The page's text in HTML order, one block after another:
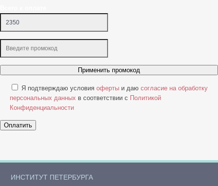
Применить промокод
Я подтверждаю условия оферты и даю согласие на обработку
персональных данных в соответствии с Политикой
Конфиденциальности
Оплатить
ИНСТИТУТ ПЕТЕРБУРГА